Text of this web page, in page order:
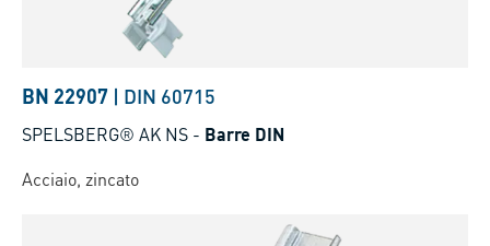
BN 22907 | DIN 60715
SPELSBERG® AK NS - Barre DIN
Acciaio, zincato